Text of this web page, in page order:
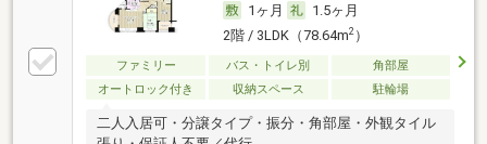
1ヶ月
1.5ヶ月
2階 / 3LDK（78.64m2）
ファミリー バス・トイレ別
角部屋
オートロック付き
収納スペース 駐輪場
二人入居可・分譲タイプ・振分・角部屋・外観タイル